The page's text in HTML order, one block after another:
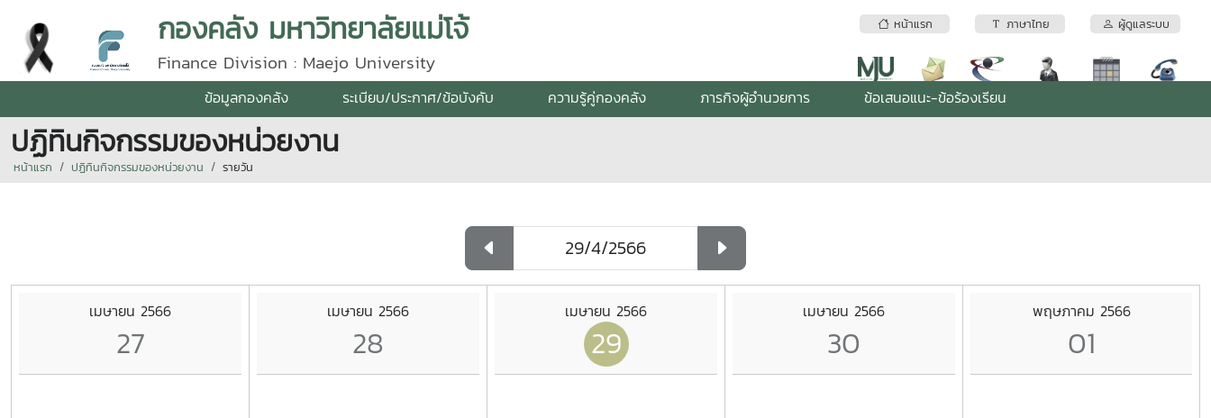
หน้าแรก ภาษาไทย ผู้ดูแลระบบ
กองคลัง มหาวิทยาลัยแม่โจ้
Finance Division : Maejo University
ข้อมูลกองคลัง ระเบียบ/ประกาศ/ข้อบังคับ ความรู้คู่กองคลัง ภารกิจผู้อำนวยการ ข้อเสนอแนะ-ข้อร้องเรียน
ปฏิทินกิจกรรมของหน่วยงาน
หน้าแรก ปฏิทินกิจกรรมของหน่วยงาน รายวัน
เมษายน 2566
27
เมษายน 2566
28
เมษายน 2566
29
เมษายน 2566
30
พฤษภาคม 2566
01